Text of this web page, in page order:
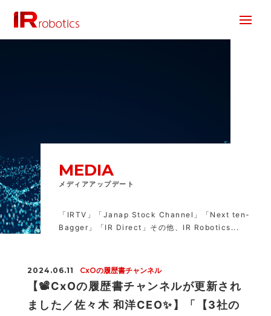
MEDIA
メディアアップデート
「IRTV」「Janap Stock Channel」「Next ten-
Bagger」「IR Direct」その他、IR Robotics...
2024.06.11 CxOの履歴書チャンネル
【📽CxOの履歴書チャンネルが更新され
ました／佐々木 和洋CEO✨】「【3社の